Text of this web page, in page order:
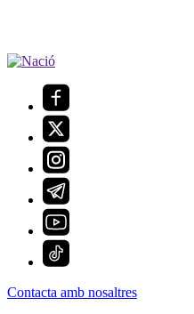
Contacta amb nosaltres